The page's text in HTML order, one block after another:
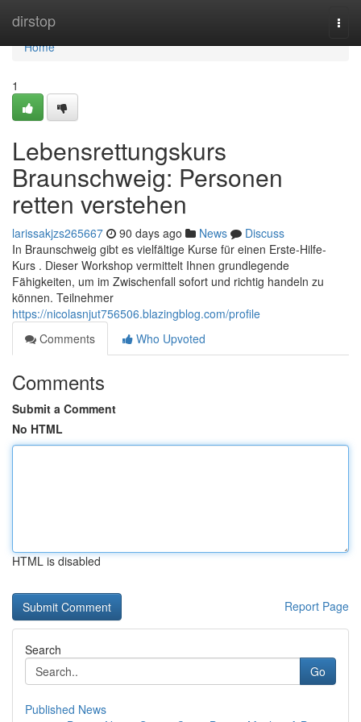
dirstop
Home
Home
1
Lebensrettungskurs
Braunschweig: Personen
retten verstehen
larissakjzs265667 90 days ago News
Discuss
In Braunschweig gibt es vielfältige Kurse für einen Erste-Hilfe-
Kurs . Dieser Workshop vermittelt Ihnen grundlegende
Fähigkeiten, um im Zwischenfall sofort und richtig handeln zu
können. Teilnehmer
https://nicolasnjut756506.blazingblog.com/profile
Comments
Who Upvoted
Comments
Submit a Comment
No HTML
HTML is disabled
Report Page
Search
Go
Published News